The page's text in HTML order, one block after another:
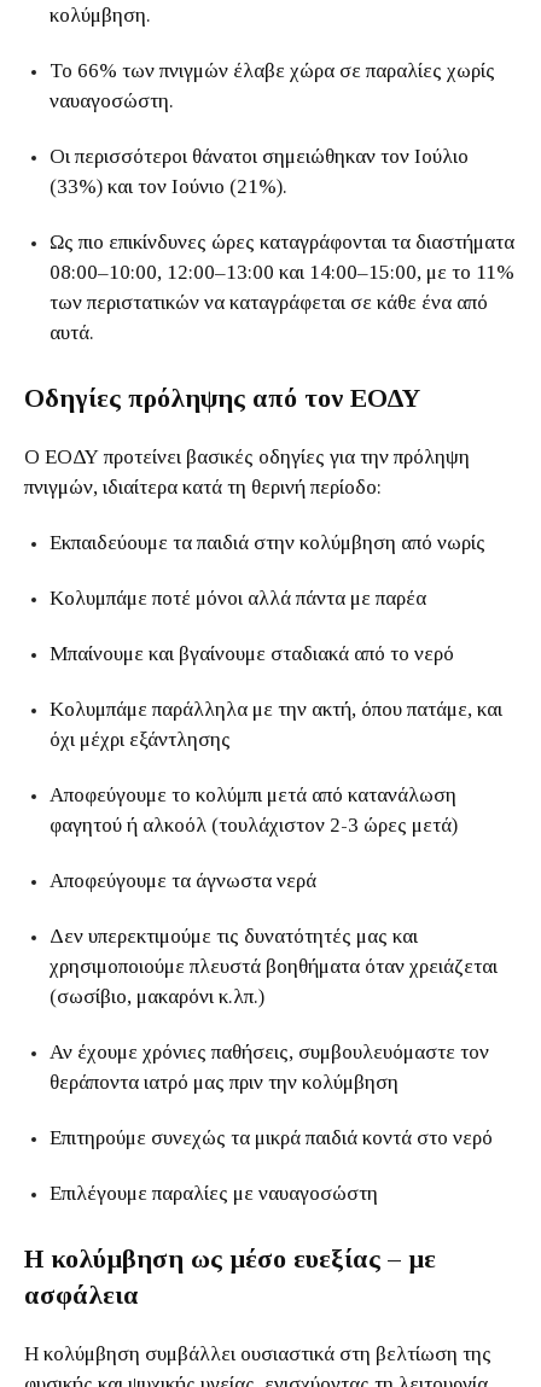
κολύμβηση.
Το 66% των πνιγμών έλαβε χώρα σε παραλίες χωρίς
ναυαγοσώστη.
Οι περισσότεροι θάνατοι σημειώθηκαν τον Ιούλιο
(33%) και τον Ιούνιο (21%).
Ως πιο επικίνδυνες ώρες καταγράφονται τα διαστήματα
08:00–10:00, 12:00–13:00 και 14:00–15:00, με το 11%
των περιστατικών να καταγράφεται σε κάθε ένα από
αυτά.
Οδηγίες πρόληψης από τον ΕΟΔΥ
Ο ΕΟΔΥ προτείνει βασικές οδηγίες για την πρόληψη
πνιγμών, ιδιαίτερα κατά τη θερινή περίοδο:
Εκπαιδεύουμε τα παιδιά στην κολύμβηση από νωρίς
Κολυμπάμε ποτέ μόνοι αλλά πάντα με παρέα
Μπαίνουμε και βγαίνουμε σταδιακά από το νερό
Κολυμπάμε παράλληλα με την ακτή, όπου πατάμε, και
όχι μέχρι εξάντλησης
Αποφεύγουμε το κολύμπι μετά από κατανάλωση
φαγητού ή αλκοόλ (τουλάχιστον 2-3 ώρες μετά)
Αποφεύγουμε τα άγνωστα νερά
Δεν υπερεκτιμούμε τις δυνατότητές μας και
χρησιμοποιούμε πλευστά βοηθήματα όταν χρειάζεται
(σωσίβιο, μακαρόνι κ.λπ.)
Αν έχουμε χρόνιες παθήσεις, συμβουλευόμαστε τον
θεράποντα ιατρό μας πριν την κολύμβηση
Επιτηρούμε συνεχώς τα μικρά παιδιά κοντά στο νερό
Επιλέγουμε παραλίες με ναυαγοσώστη
Η κολύμβηση ως μέσο ευεξίας – με
ασφάλεια
Η κολύμβηση συμβάλλει ουσιαστικά στη βελτίωση της